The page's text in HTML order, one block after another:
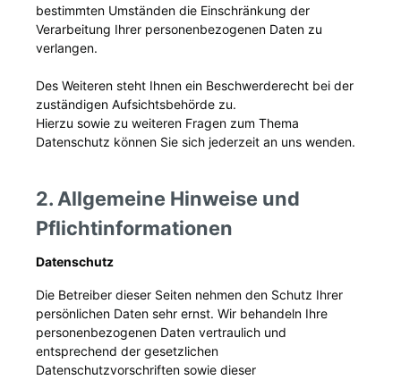
bestimmten Umständen die Einschränkung der
Verarbeitung Ihrer personenbezogenen Daten zu
verlangen.
Des Weiteren steht Ihnen ein Beschwerderecht bei der
zuständigen Aufsichtsbehörde zu.
Hierzu sowie zu weiteren Fragen zum Thema
Datenschutz können Sie sich jederzeit an uns wenden.
2. Allgemeine Hinweise und
Pflichtinformationen
Datenschutz
Die Betreiber dieser Seiten nehmen den Schutz Ihrer
persönlichen Daten sehr ernst. Wir behandeln Ihre
personenbezogenen Daten vertraulich und
entsprechend der gesetzlichen
Datenschutzvorschriften sowie dieser